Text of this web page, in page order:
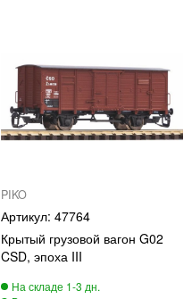
PIKO
47764
Крытый грузовой вагон G02
CSD, эпоха III